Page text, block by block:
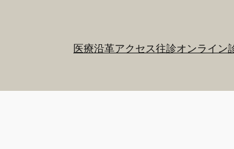
医療沿革アクセス往診オンライン